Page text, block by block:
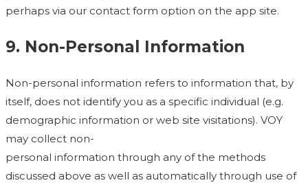
perhaps via our contact form option on the app site.
9. Non-Personal Information
Non-personal information refers to information that, by
itself, does not identify you as a specific individual (e.g.
demographic information or web site visitations). VOY
may collect non-
personal information through any of the methods
discussed above as well as automatically through use of